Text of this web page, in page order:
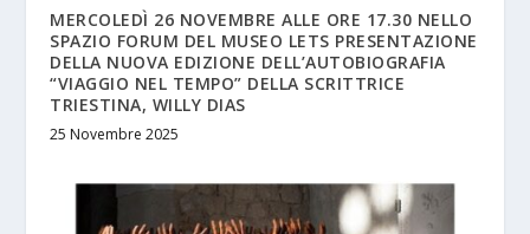
MERCOLEDÌ 26 NOVEMBRE ALLE ORE 17.30 NELLO
SPAZIO FORUM DEL MUSEO LETS PRESENTAZIONE
DELLA NUOVA EDIZIONE DELL’AUTOBIOGRAFIA
“VIAGGIO NEL TEMPO” DELLA SCRITTRICE
TRIESTINA, WILLY DIAS
25 Novembre 2025